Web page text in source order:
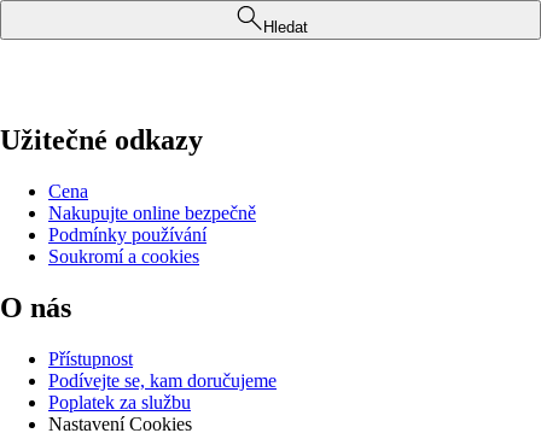
Hledat
Užitečné odkazy
Cena
Nakupujte online bezpečně
Podmínky používání
Soukromí a cookies
O nás
Přístupnost
Podívejte se, kam doručujeme
Poplatek za službu
Nastavení Cookies